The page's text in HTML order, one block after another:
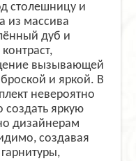
столешницу и
из массива
дуб и
вызывающей
и яркой. В
невероятно
создать яркую
дизайнерам
создавая